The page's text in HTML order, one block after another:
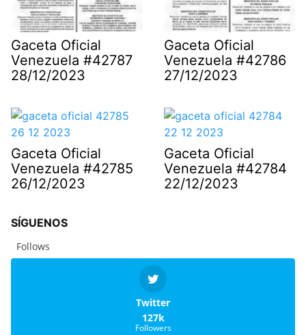
Gaceta Oficial
Venezuela #42787
28/12/2023
Gaceta Oficial
Venezuela #42786
27/12/2023
Gaceta Oficial
Venezuela #42785
26/12/2023
Gaceta Oficial
Venezuela #42784
22/12/2023
SÍGUENOS
Follows
Twitter
127k
Followers